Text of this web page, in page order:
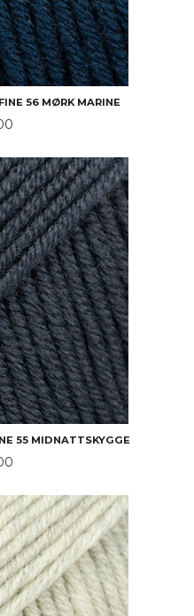
56 MØRK MARINE
55 MIDNATTSKYGGE